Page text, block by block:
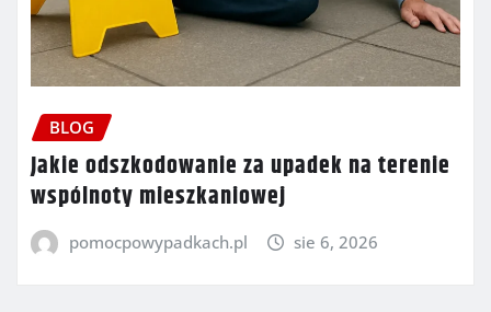
BLOG
Jakie odszkodowanie za upadek na terenie
wspólnoty mieszkaniowej
pomocpowypadkach.pl sie 6, 2026